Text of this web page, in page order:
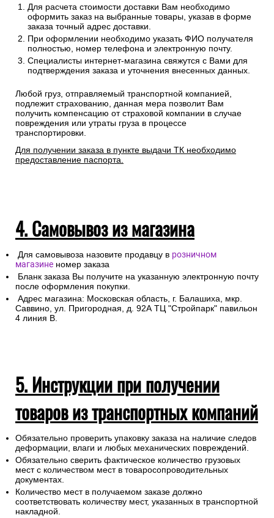
Для расчета стоимости доставки Вам необходимо
оформить заказ на выбранные товары, указав в форме
заказа точный адрес доставки.
При оформлении необходимо указать ФИО получателя
полностью, номер телефона и электронную почту.
Специалисты интернет-магазина свяжутся с Вами для
подтверждения заказа и уточнения внесенных данных.
Любой груз, отправляемый транспортной компанией,
подлежит страхованию, данная мера позволит Вам
получить компенсацию от страховой компании в случае
повреждения или утраты груза в процессе
транспортировки.
Для получении заказа в пункте выдачи ТК необходимо
предоставление паспорта.
4. Самовывоз из магазина
Для самовывоза назовите продавцу в розничном
магазине номер заказа
Бланк заказа Вы получите на указанную электронную почту
после оформления покупки.
Адрес магазина: Московская область, г. Балашиха, мкр.
Саввино, ул. Пригородная, д. 92А ТЦ "Стройпарк" павильон
4 линия В.
5. Инструкции при получении
товаров из транспортных компаний
Обязательно проверить упаковку заказа на наличие следов
деформации, влаги и любых механических повреждений.
Обязательно сверить фактическое количество грузовых
мест с количеством мест в товаросопроводительных
документах.
Количество мест в получаемом заказе должно
соответствовать количеству мест, указанных в транспортной
накладной.